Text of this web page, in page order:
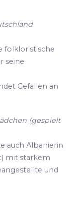
folkloristische
seine
Gefallen an
(gespielt
auch Albanierin
mit starkem
und